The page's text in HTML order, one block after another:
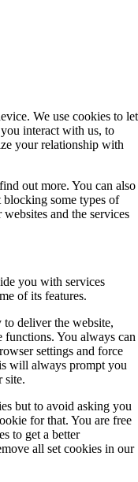
We use cookies to let
interact with us, to
your relationship with
out more. You can also
blocking some types of
and the services
you with services
of its features.
to deliver the website,
You always can
settings and force
will always prompt you
site.
but to avoid asking you
for that. You are free
to get a better
all set cookies in our